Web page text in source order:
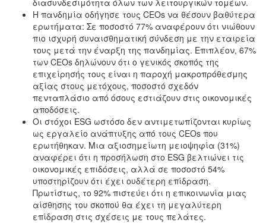
διασυνδεσιμότητα όλων των λειτουργικών τομέων.
Η πανδημία οδήγησε τους CEOs να θέσουν βαθύτερα
ερωτήματα: Σε ποσοστό 77% αναφέρουν ότι νιώθουν
πιο ισχυρή συναισθηματική σύνδεση με την εταιρεία
τους μετά την έναρξη της πανδημίας. Επιπλέον, 67%
των CEOs δηλώνουν ότι ο γενικός σκοπός της
επιχείρησής τους είναι η παροχή μακροπρόθεσμης
αξίας στους μετόχους, ποσοστό σχεδόν
πενταπλάσιο από όσους εστιάζουν στις οικονομικές
αποδόσεις.
Οι στόχοι ESG ωστόσο δεν αντιμετωπίζονται κυρίως
ως εργαλείο ανάπτυξης από τους CEOs που
ερωτήθηκαν. Μια αξιοσημείωτη μειοψηφία (31%)
αναφέρει ότι η προσήλωση στο ESG βελτιώνει τις
οικονομικές επιδόσεις, αλλά σε ποσοστό 54%
υποστηρίζουν ότι έχει ουδέτερη επίδραση.
Πρωτίστως, το 92% πιστεύει ότι η επικοινωνία μιας
αίσθησης του σκοπού θα έχει τη μεγαλύτερη
επίδραση στις σχέσεις με τους πελάτες.